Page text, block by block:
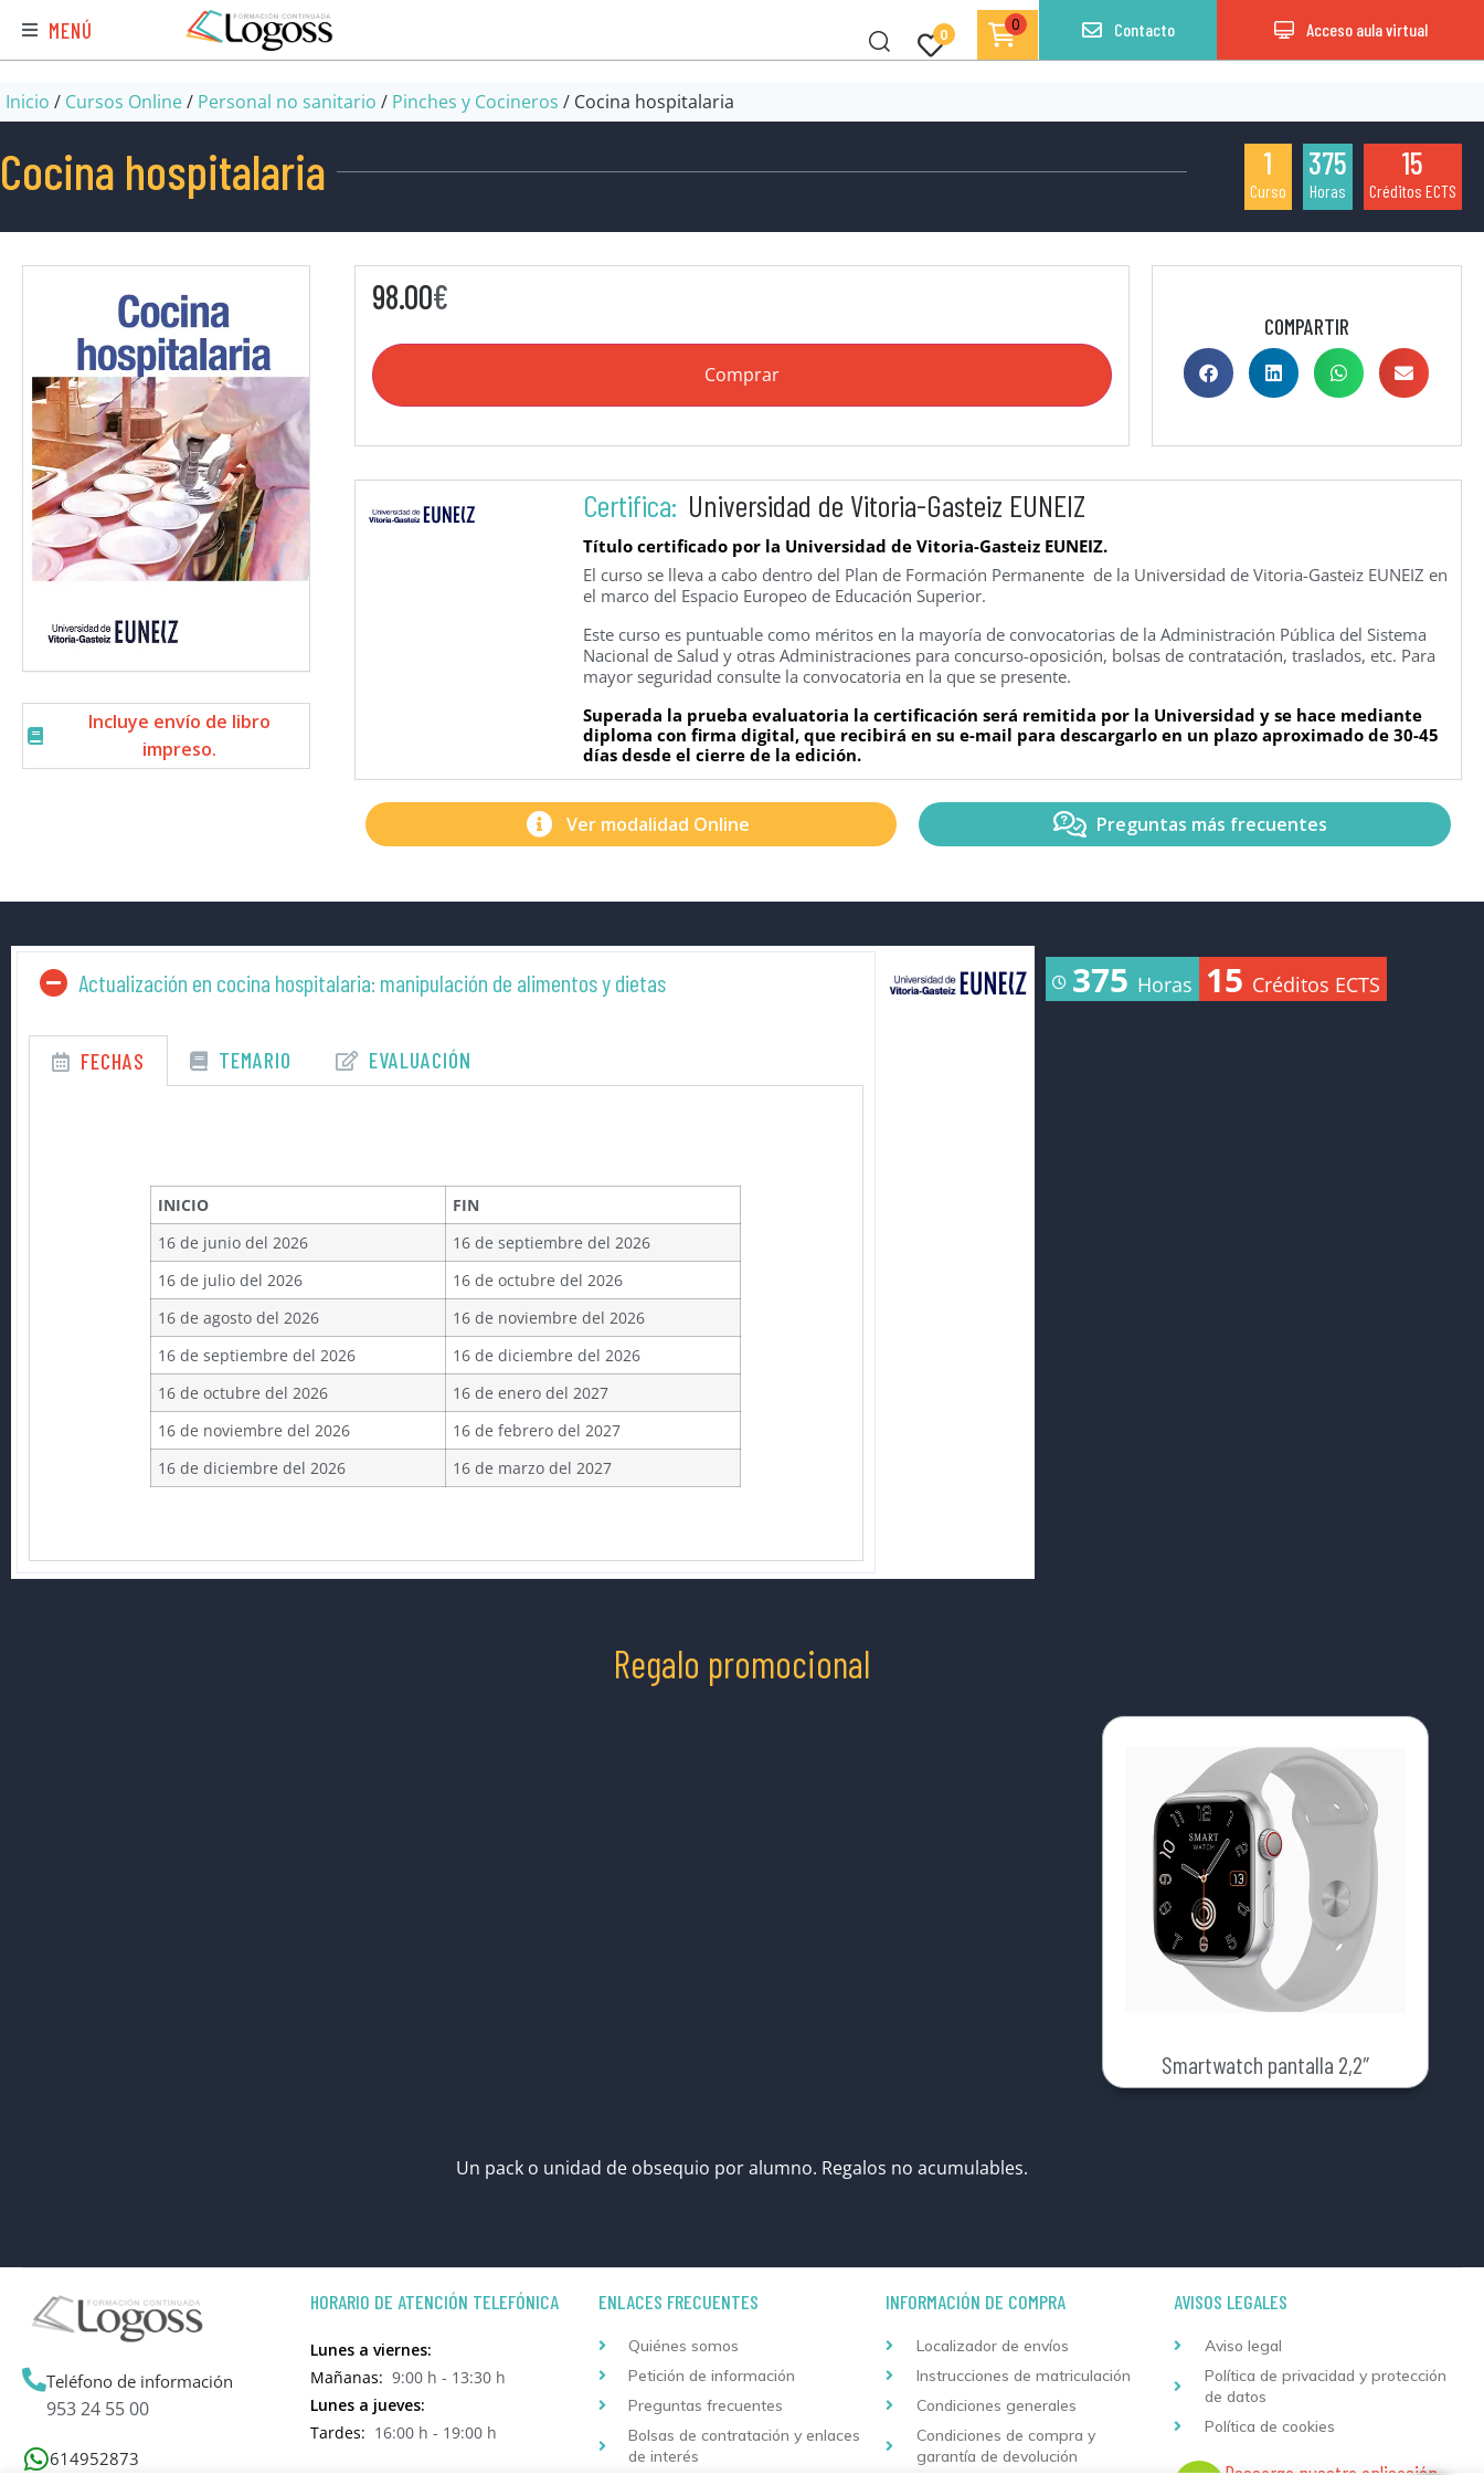
MENÚ 0
0 Contacto Acceso aula virtual
Inicio / Cursos Online/ Personal no sanitario / Pinches y Cocineros / Cocina hospitalaria
Cocina hospitalaria 1
Curso
375
Horas
15
Créditos ECTS
Incluye envío de libro
impreso.
98.00€
Comprar
COMPARTIR
Certifica: Universidad de Vitoria-Gasteiz EUNEIZ
Título certificado por la Universidad de Vitoria-Gasteiz EUNEIZ.
El curso se lleva a cabo dentro del Plan de Formación Permanente de la Universidad de Vitoria-Gasteiz EUNEIZ en
el marco del Espacio Europeo de Educación Superior.
Este curso es puntuable como méritos en la mayoría de convocatorias de la Administración Pública del Sistema
Nacional de Salud y otras Administraciones para concurso-oposición, bolsas de contratación, traslados, etc. Para
mayor seguridad consulte la convocatoria en la que se presente.
Superada la prueba evaluatoria la certificación será remitida por la Universidad y se hace mediante
diploma con firma digital, que recibirá en su e-mail para descargarlo en un plazo aproximado de 30-45
días desde el cierre de la edición.
Ver modalidad Online Preguntas más frecuentes
Actualización en cocina hospitalaria: manipulación de alimentos y dietas
FECHAS TEMARIO EVALUACIÓN
INICIO
FIN
16 de junio del 2026
16 de septiembre del 2026
16 de julio del 2026
16 de octubre del 2026
16 de agosto del 2026
16 de noviembre del 2026
16 de septiembre del 2026
16 de diciembre del 2026
16 de octubre del 2026
16 de enero del 2027
16 de noviembre del 2026
16 de febrero del 2027
16 de diciembre del 2026
16 de marzo del 2027
375 Horas 15 Créditos ECTS
Regalo promocional
Smartwatch pantalla 2,2″
Un pack o unidad de obsequio por alumno. Regalos no acumulables.
Teléfono de información
953 24 55 00
614952873
HORARIO DE ATENCIÓN TELEFÓNICA
Lunes a viernes:
Mañanas: 9:00 h - 13:30 h
Lunes a jueves:
Tardes: 16:00 h - 19:00 h
ENLACES FRECUENTES
Quiénes somos
Petición de información
Preguntas frecuentes
Bolsas de contratación y enlaces
de interés
INFORMACIÓN DE COMPRA
Localizador de envíos
Instrucciones de matriculación
Condiciones generales
Condiciones de compra y
garantía de devolución
AVISOS LEGALES
Aviso legal
Política de privacidad y protección
de datos
Política de cookies